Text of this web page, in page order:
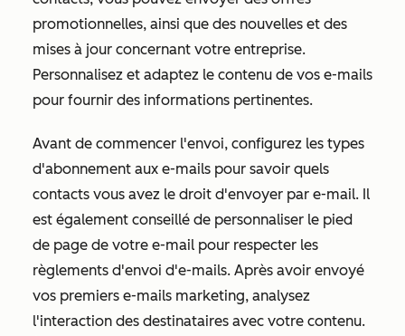
promotionnelles, ainsi que des nouvelles et des
mises à jour concernant votre entreprise.
Personnalisez et adaptez le contenu de vos e-mails
pour fournir des informations pertinentes.
Avant de commencer l'envoi, configurez les types
d'abonnement aux e-mails pour savoir quels
contacts vous avez le droit d'envoyer par e-mail. Il
est également conseillé de personnaliser le pied
de page de votre e-mail pour respecter les
règlements d'envoi d'e-mails. Après avoir envoyé
vos premiers e-mails marketing, analysez
l'interaction des destinataires avec votre contenu.